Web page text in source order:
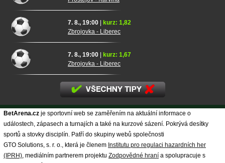
7. 8., 19:00 | kurz: 1,82
Zbrojovka - Liberec
7. 8., 19:00 | kurz: 1,67
Zbrojovka - Liberec
BetArena.cz je sportovní web se zaměřením na aktuální informace o
událostech, zápasech a turnajích a také na kurzové sázení. Pokrývá desítky
sportů a stovky disciplín. Patří do skupiny webů společnosti
GTO Solutions, s. r. o., která je členem Institutu pro regulaci hazardních her
(IPRH) , mediálním partnerem projektu Zodpovědné hraní a spolupracuje s